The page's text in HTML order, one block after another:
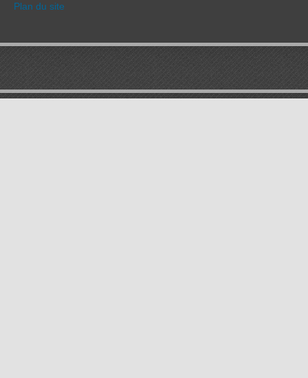
Plan du site